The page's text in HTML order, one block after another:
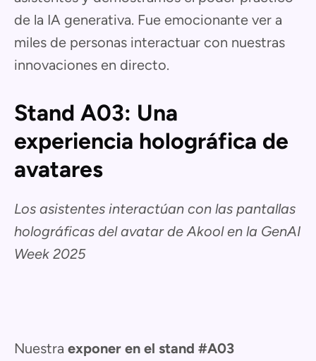
de la IA generativa. Fue emocionante ver a
miles de personas interactuar con nuestras
innovaciones en directo.
Stand A03: Una
experiencia holográfica de
avatares
Los asistentes interactúan con las pantallas
holográficas del avatar de Akool en la GenAI
Week 2025
Nuestra exponer en el stand #A03